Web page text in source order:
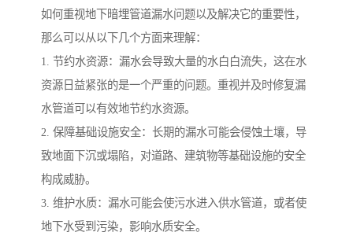
如何重视地下暗埋管道漏水问题以及解决它的重要性，
那么可以从以下几个方面来理解：
1. 节约水资源：漏水会导致大量的水白白流失，这在水
资源日益紧张的是一个严重的问题。重视并及时修复漏
水管道可以有效地节约水资源。
2. 保障基础设施安全：长期的漏水可能会侵蚀土壤，导
致地面下沉或塌陷，对道路、建筑物等基础设施的安全
构成威胁。
3. 维护水质：漏水可能会使污水进入供水管道，或者使
地下水受到污染，影响水质安全。